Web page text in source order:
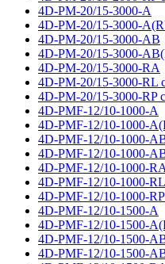
4D-PM-20/15-3000-A
4D-PM-20/15-3000-
4D-PM-20/15-3000-AB
4D-PM-20/15-3000-
4D-PM-20/15-3000-RA
4D-PM-20/15-3000-RL
4D-PM-20/15-3000-RP
4D-PMF-12/10-1000-A
4D-PMF-12/10-1000-
4D-PMF-12/10-1000-
4D-PMF-12/10-1000-
4D-PMF-12/10-1000-
4D-PMF-12/10-1000-
4D-PMF-12/10-1000-
4D-PMF-12/10-1500-A
4D-PMF-12/10-1500-
4D-PMF-12/10-1500-
4D-PMF-12/10-1500-